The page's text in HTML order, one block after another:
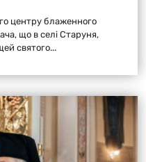
центру блаженного
що в селі Старуня,
святого...